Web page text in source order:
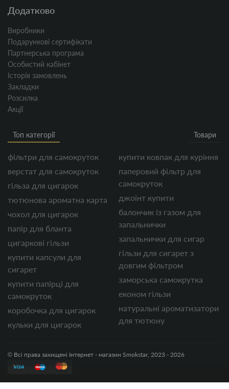
Додатково
Виробники
Подарункові сертифікати
Партнерська програма
Особистий кабінет
Історія замовлень
Закладки
Розсилка
Акції
Топ категорії Товари
фільтри для самокруток
верстат для самокруток
гільза для цигарок
тютюнова ароматна карта
чохол для цигарок
папір для бланта
цигаркові гільзи
купити капсули для
сигарет
купити папірці для
самокруток
коробочка для цигарок
кульки для цигарок
купити ковпак для куріння
паперовий фільтр для
самокруток
джоінт купити
балончик із газом для
запальнички
запальнички для сигар
гільзи для сигарет з
довгим фільтром
заморська самокрутка
економ гільзи
натуральні ароматизатори
для тютюну
© Всі права захищені Інтернет - магазин Smokstar, 2023 - 2026